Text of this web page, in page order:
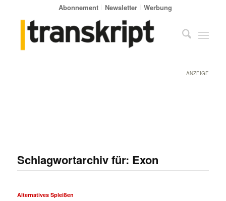
Abonnement Newsletter Werbung
ANZEIGE
Schlagwortarchiv für: Exon
Alternatives Spleißen